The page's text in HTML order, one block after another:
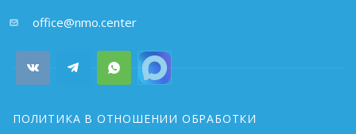
почта:office@nmo.center
ПОЛИТИКА В ОТНОШЕНИИ ОБРАБОТКИ